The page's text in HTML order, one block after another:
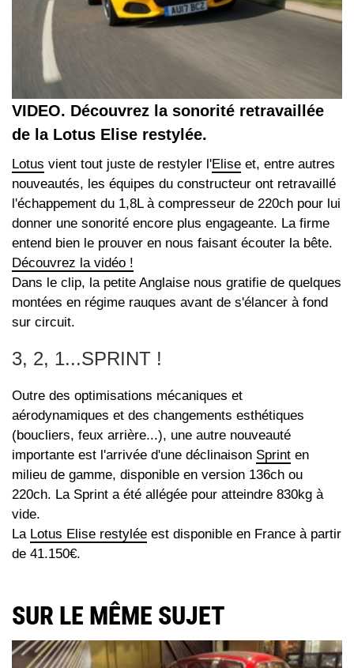
VIDEO. Découvrez la sonorité retravaillée
de la Lotus Elise restylée.
Lotus vient tout juste de restyler l'Elise et, entre autres
nouveautés, les équipes du constructeur ont retravaillé
l'échappement du 1,8L à compresseur de 220ch pour lui
donner une sonorité encore plus engageante. La firme
entend bien le prouver en nous faisant écouter la bête.
Découvrez la vidéo !
Dans le clip, la petite Anglaise nous gratifie de quelques
montées en régime rauques avant de s'élancer à fond
sur circuit.
3, 2, 1...SPRINT !
Outre des optimisations mécaniques et
aérodynamiques et des changements esthétiques
(boucliers, feux arrière...), une autre nouveauté
importante est l'arrivée d'une déclinaison Sprint en
milieu de gamme, disponible en version 136ch ou
220ch. La Sprint a été allégée pour atteindre 830kg à
vide.
La Lotus Elise restylée est disponible en France à partir
de 41.150€.
SUR LE MÊME SUJET